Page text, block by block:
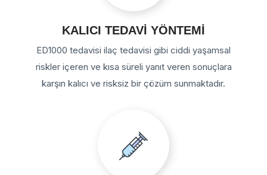
KALICI TEDAVİ YÖNTEMİ
ED1000 tedavisi ilaç tedavisi gibi ciddi yaşamsal
riskler içeren ve kısa süreli yanıt veren sonuçlara
karşın kalıcı ve risksiz bir çözüm sunmaktadır.